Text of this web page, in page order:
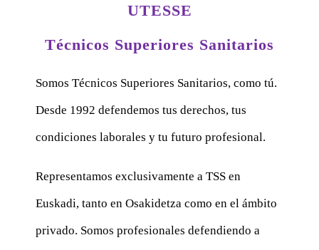
UTESSE
Técnicos Superiores Sanitarios
Somos Técnicos Superiores Sanitarios, como tú.
Desde 1992 defendemos tus derechos, tus
condiciones laborales y tu futuro profesional.
Representamos exclusivamente a TSS en
Euskadi, tanto en Osakidetza como en el ámbito
privado. Somos profesionales defendiendo a